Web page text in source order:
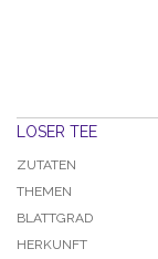
LOSER TEE
ZUTATEN
THEMEN
BLATTGRAD
HERKUNFT